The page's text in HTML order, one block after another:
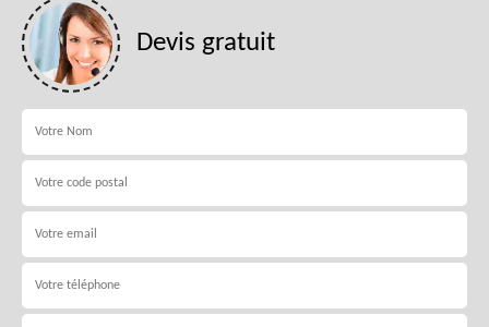
Devis gratuit